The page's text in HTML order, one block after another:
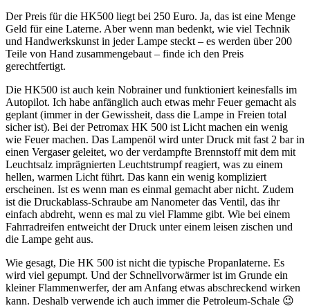
Der Preis für die HK500 liegt bei 250 Euro. Ja, das ist eine Menge
Geld für eine Laterne. Aber wenn man bedenkt, wie viel Technik
und Handwerkskunst in jeder Lampe steckt – es werden über 200
Teile von Hand zusammengebaut – finde ich den Preis
gerechtfertigt.
Die HK500 ist auch kein Nobrainer und funktioniert keinesfalls im
Autopilot. Ich habe anfänglich auch etwas mehr Feuer gemacht als
geplant (immer in der Gewissheit, dass die Lampe in Freien total
sicher ist). Bei der Petromax HK 500 ist Licht machen ein wenig
wie Feuer machen. Das Lampenöl wird unter Druck mit fast 2 bar in
einen Vergaser geleitet, wo der verdampfte Brennstoff mit dem mit
Leuchtsalz imprägnierten Leuchtstrumpf reagiert, was zu einem
hellen, warmen Licht führt. Das kann ein wenig kompliziert
erscheinen. Ist es wenn man es einmal gemacht aber nicht. Zudem
ist die Druckablass-Schraube am Nanometer das Ventil, das ihr
einfach abdreht, wenn es mal zu viel Flamme gibt. Wie bei einem
Fahrradreifen entweicht der Druck unter einem leisen zischen und
die Lampe geht aus.
Wie gesagt, Die HK 500 ist nicht die typische Propanlaterne. Es
wird viel gepumpt. Und der Schnellvorwärmer ist im Grunde ein
kleiner Flammenwerfer, der am Anfang etwas abschreckend wirken
kann. Deshalb verwende ich auch immer die Petroleum-Schale 😉